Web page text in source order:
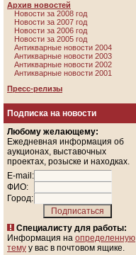
Архив новостей
Новости за 2008 год
Новости за 2007 год
Новости за 2006 год
Новости за 2005 год
Антикварные новости 2004
Антикварные новости 2003
Антикварные новости 2002
Антикварные новости 2001
Пресс-релизы
Подписка на новости
Любому желающему:
Ежедневная информация об
аукционах, выставочных
проектах, розыске и находках.
E-mail:
ФИО:
Город:
Специалисту для работы:
Информация на определенную
тему у вас в почтовом ящике.